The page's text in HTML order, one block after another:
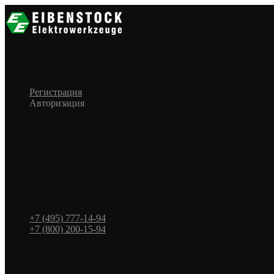
Регистрация
Авторизация
+7 (495) 777-14-94
+7 (800) 200-15-94